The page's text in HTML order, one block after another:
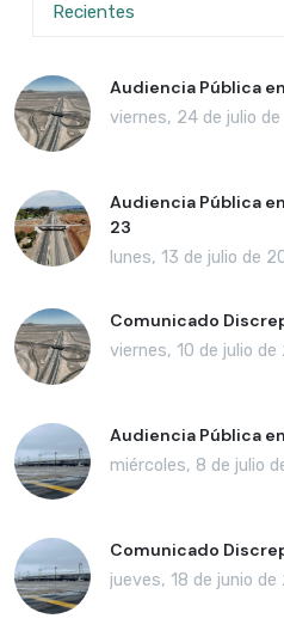
Recientes
Audiencia Pública
viernes, 24 de julio
Audiencia Pública
23
lunes, 13 de julio de
Comunicado
viernes, 10 de julio de
Audiencia Pública
miércoles, 8 de julio
Comunicado
jueves, 18 de junio de